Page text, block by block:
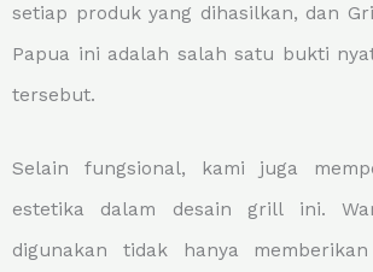
setiap produk yang dihasilkan, dan
Papua ini adalah salah satu bukti
tersebut.
Selain fungsional, kami juga
estetika dalam desain grill ini.
digunakan tidak hanya